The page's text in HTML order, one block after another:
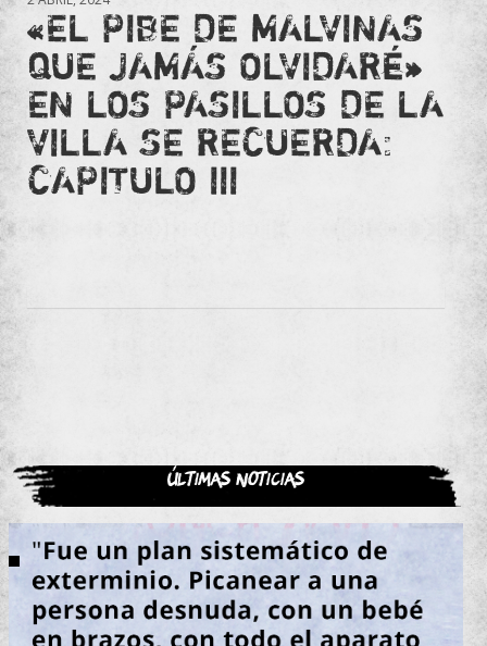
«EL PIBE DE MALVINAS
QUE JAMÁS OLVIDARÉ»
EN LOS PASILLOS DE LA
VILLA SE RECUERDA:
CAPITULO III
Últimas noticias